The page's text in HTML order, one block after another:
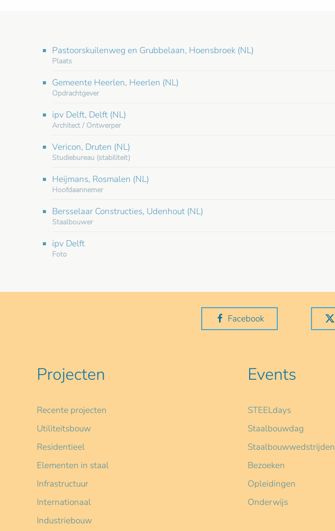
Pastoorskuilenweg en Grubbelaan, Hoensbroek (NL)
Plaats
Gemeente Heerlen, Heerlen (NL)
Opdrachtgever
ipv Delft, Delft (NL)
Architect / Ontwerper
Vericon, Druten (NL)
Studiebureau (stabiliteit)
Heijmans, Rosmalen (NL)
Hoofdaannemer
Bersselaar Constructies, Udenhout (NL)
Staalbouwer
ipv Delft
Foto
Facebook
Projecten
Recente projecten
Utiliteitsbouw
Residentieel
Elementen in staal
Infrastructuur
Internationaal
Industriebouw
Events
STEELdays
Staalbouwdag
Staalbouwwedstrijden
Bezoeken
Opleidingen
Onderwijs